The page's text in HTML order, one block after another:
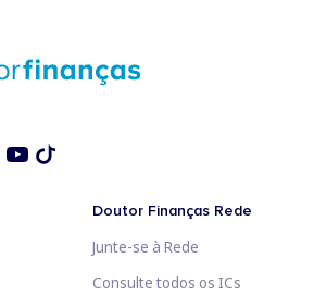
Doutor Finanças Rede
Junte-se à Rede
Consulte todos os ICs